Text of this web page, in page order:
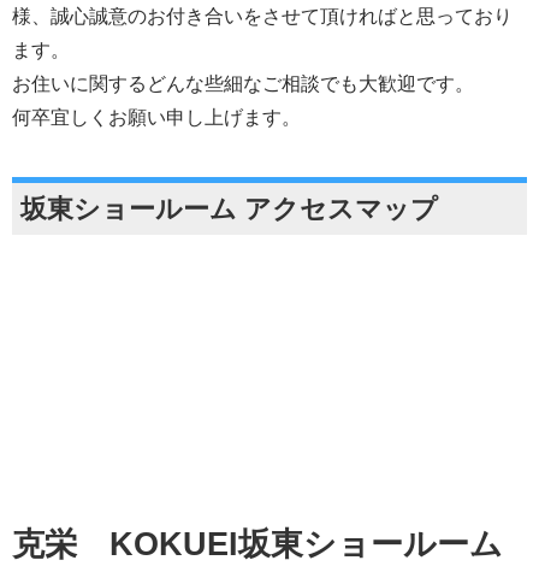
様、誠心誠意のお付き合いをさせて頂ければと思っており
ます。
お住いに関するどんな些細なご相談でも大歓迎です。
何卒宜しくお願い申し上げます。
坂東ショールーム アクセスマップ
克栄 KOKUEI坂東ショールーム